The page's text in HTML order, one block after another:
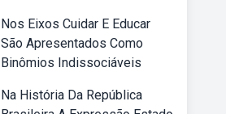
Nos Eixos Cuidar E Educar
São Apresentados Como
Binômios Indissociáveis
Na História Da República